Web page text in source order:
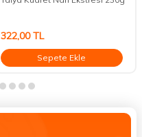
322,00TL
Sepete Ekle